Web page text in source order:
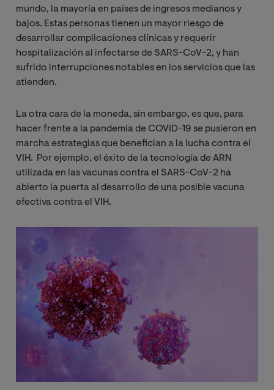
mundo, la mayoría en países de ingresos medianos y
bajos. Estas personas tienen un mayor riesgo de
desarrollar complicaciones clínicas y requerir
hospitalización al infectarse de SARS-CoV-2, y han
sufrido interrupciones notables en los servicios que las
atienden.
La otra cara de la moneda, sin embargo, es que, para
hacer frente a la pandemia de COVID-19 se pusieron en
marcha estrategias que benefician a la lucha contra el
VIH. Por ejemplo, el éxito de la tecnología de ARN
utilizada en las vacunas contra el SARS-CoV-2 ha
abierto la puerta al desarrollo de una posible vacuna
efectiva contra el VIH.